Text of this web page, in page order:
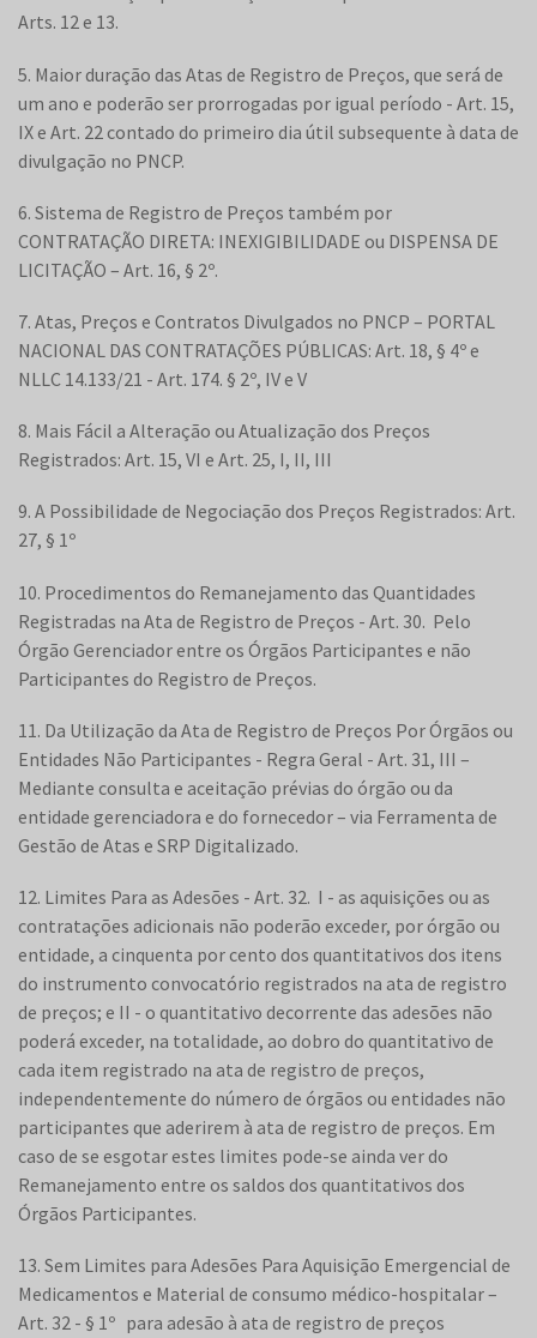
Arts. 12 e 13.
5. Maior duração das Atas de Registro de Preços, que será de
um ano e poderão ser prorrogadas por igual período - Art. 15,
IX e Art. 22 contado do primeiro dia útil subsequente à data de
divulgação no PNCP.
6. Sistema de Registro de Preços também por
CONTRATAÇÃO DIRETA: INEXIGIBILIDADE ou DISPENSA DE
LICITAÇÃO – Art. 16, § 2º.
7. Atas, Preços e Contratos Divulgados no PNCP – PORTAL
NACIONAL DAS CONTRATAÇÕES PÚBLICAS: Art. 18, § 4º e
NLLC 14.133/21 - Art. 174. § 2º, IV e V
8. Mais Fácil a Alteração ou Atualização dos Preços
Registrados: Art. 15, VI e Art. 25, I, II, III
9. A Possibilidade de Negociação dos Preços Registrados: Art.
27, § 1º
10. Procedimentos do Remanejamento das Quantidades
Registradas na Ata de Registro de Preços - Art. 30. Pelo
Órgão Gerenciador entre os Órgãos Participantes e não
Participantes do Registro de Preços.
11. Da Utilização da Ata de Registro de Preços Por Órgãos ou
Entidades Não Participantes - Regra Geral - Art. 31, III –
Mediante consulta e aceitação prévias do órgão ou da
entidade gerenciadora e do fornecedor – via Ferramenta de
Gestão de Atas e SRP Digitalizado.
12. Limites Para as Adesões - Art. 32. I - as aquisições ou as
contratações adicionais não poderão exceder, por órgão ou
entidade, a cinquenta por cento dos quantitativos dos itens
do instrumento convocatório registrados na ata de registro
de preços; e II - o quantitativo decorrente das adesões não
poderá exceder, na totalidade, ao dobro do quantitativo de
cada item registrado na ata de registro de preços,
independentemente do número de órgãos ou entidades não
participantes que aderirem à ata de registro de preços. Em
caso de se esgotar estes limites pode-se ainda ver do
Remanejamento entre os saldos dos quantitativos dos
Órgãos Participantes.
13. Sem Limites para Adesões Para Aquisição Emergencial de
Medicamentos e Material de consumo médico-hospitalar –
Art. 32 - § 1º para adesão à ata de registro de preços